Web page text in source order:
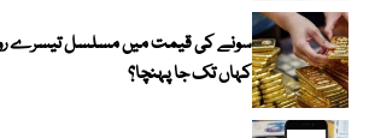
سونے کی قیمت میں مسلسل تیسرے روز
کہاں تک جا پہنچا؟